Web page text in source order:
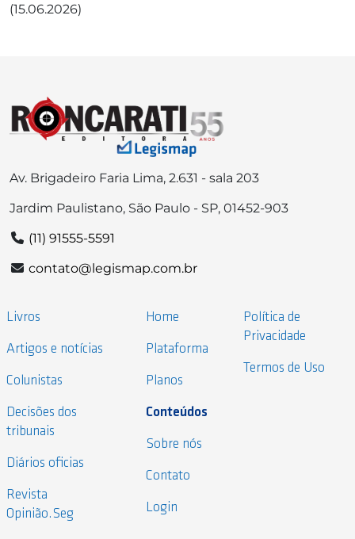
(15.06.2026)
Av. Brigadeiro Faria Lima, 2.631 - sala 203
Jardim Paulistano, São Paulo - SP, 01452-903
(11) 91555-5591
contato@legismap.com.br
Livros
Artigos e notícias
Colunistas
Decisões dos
tribunais
Diários oficias
Revista
Opinião.Seg
Home
Plataforma
Planos
Conteúdos
Sobre nós
Contato
Login
Política de
Privacidade
Termos de Uso